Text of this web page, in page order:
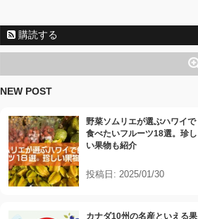
購読する
NEW POST
野菜ソムリエが選ぶハワイで
食べたいフルーツ18選。珍し
い果物も紹介
投稿日: 2025/01/30
カナダ10州の名産といえる果